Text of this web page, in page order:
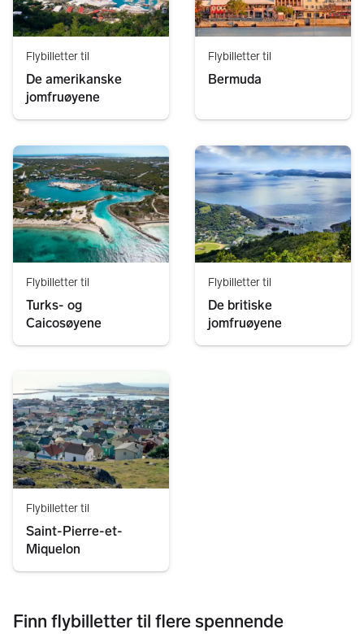
Flybilletter til
De amerikanske
jomfruøyene
Flybilletter til
Bermuda
Flybilletter til
Turks- og
Caicosøyene
Flybilletter til
De britiske
jomfruøyene
Flybilletter til
Saint-Pierre-et-
Miquelon
Finn flybilletter til flere spennende